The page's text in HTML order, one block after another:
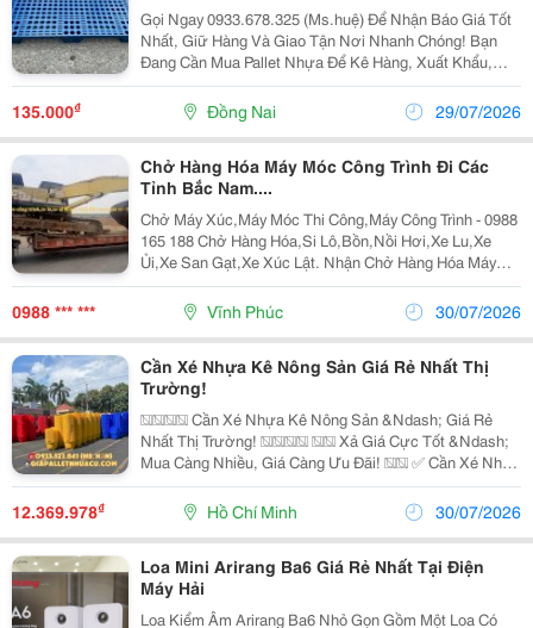
Gọi Ngay 0933.678.325 (Ms.huệ) Để Nhận Báo Giá Tốt
Nhất, Giữ Hàng Và Giao Tận Nơi Nhanh Chóng! Bạn
Đang Cần Mua Pallet Nhựa Để Kê Hàng, Xuất Khẩu,
Kho Xưởng, Nhà Máy Với Chi Phí Tiết Kiệm? Đừng Bỏ
Lỡ Đợt Thanh Lý Pallet Nhựa Số Lượng Lớn Tại Trảng...
135.000₫ Đồng Nai 29/07/2026
Chở Hàng Hóa Máy Móc Công Trình Đi Các
Tỉnh Bắc Nam....
Chở Máy Xúc,Máy Móc Thi Công,Máy Công Trình - 0988
165 188 Chở Hàng Hóa,Si Lô,Bồn,Nồi Hơi,Xe Lu,Xe
Ủi,Xe San Gạt,Xe Xúc Lật. Nhận Chở Hàng Hóa Máy
Móc Công Trình Đi Các Tỉnh Bắc Nam. &Ldquo; Hãy Gọi
Cho Tôi Để Có Giá Rẻ Nhất Thị Trường !&Rdquo;...
0988 *** *** Vĩnh Phúc 30/07/2026
Cần Xé Nhựa Kê Nông Sản Giá Rẻ Nhất Thị
Trường!
���� Cần Xé Nhựa Kê Nông Sản &Ndash; Giá Rẻ
Nhất Thị Trường! ���� �� Xả Giá Cực Tốt &Ndash;
Mua Càng Nhiều, Giá Càng Ưu Đãi! �� ✅ Cần Xé Nhựa
Bền Đẹp, Chịu Lực Tốt �� ✅ Phù Hợp Đựng Trái Cây
���� , Rau Củ ���� , Lúa �� , Hải Sản ���� Và
Nhiều...
12.369.978₫ Hồ Chí Minh 30/07/2026
Loa Mini Arirang Ba6 Giá Rẻ Nhất Tại Điện
Máy Hải
Loa Kiểm Âm Arirang Ba6 Nhỏ Gọn Gồm Một Loa Có